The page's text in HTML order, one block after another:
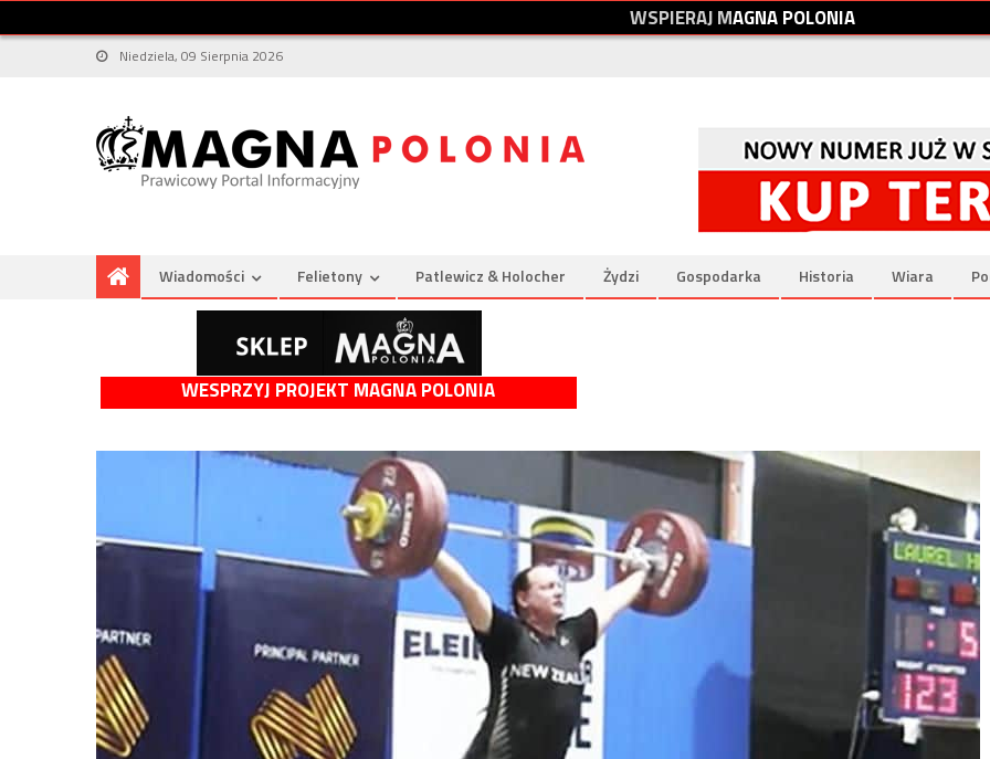
WSPIERAJMAGNAPOLONIA
Niedziela, 09 Sierpnia 2026
Wiadomości Felietony Patlewicz & Holocher Żydzi Gospodarka Historia Wiara
WESPRZYJ PROJEKT MAGNA POLONIA